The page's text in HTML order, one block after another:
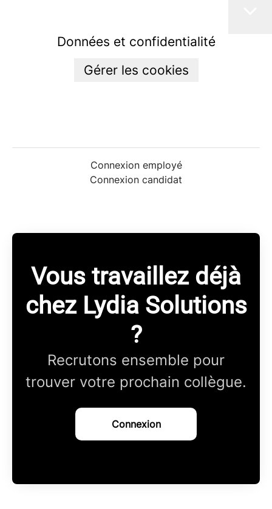
Données et confidentialité
Gérer les cookies
Connexion employé
Connexion candidat
Vous travaillez déjà
chez Lydia Solutions
?
Recrutons ensemble pour
trouver votre prochain collègue.
Connexion